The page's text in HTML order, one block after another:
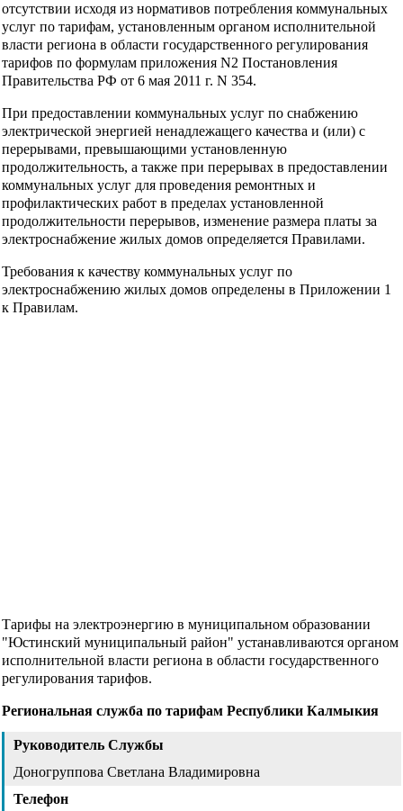
отсутствии исходя из нормативов потребления коммунальных
услуг по тарифам, установленным органом исполнительной
власти региона в области государственного регулирования
тарифов по формулам приложения N2 Постановления
Правительства РФ от 6 мая 2011 г. N 354.
При предоставлении коммунальных услуг по снабжению
электрической энергией ненадлежащего качества и (или) с
перерывами, превышающими установленную
продолжительность, а также при перерывах в предоставлении
коммунальных услуг для проведения ремонтных и
профилактических работ в пределах установленной
продолжительности перерывов, изменение размера платы за
электроснабжение жилых домов определяется Правилами.
Требования к качеству коммунальных услуг по
электроснабжению жилых домов определены в Приложении 1
к Правилам.
Тарифы на электроэнергию в муниципальном образовании
"Юстинский муниципальный район" устанавливаются органом
исполнительной власти региона в области государственного
регулирования тарифов.
Региональная служба по тарифам Республики Калмыкия
Руководитель Службы
Доногруппова Светлана Владимировна
Телефон